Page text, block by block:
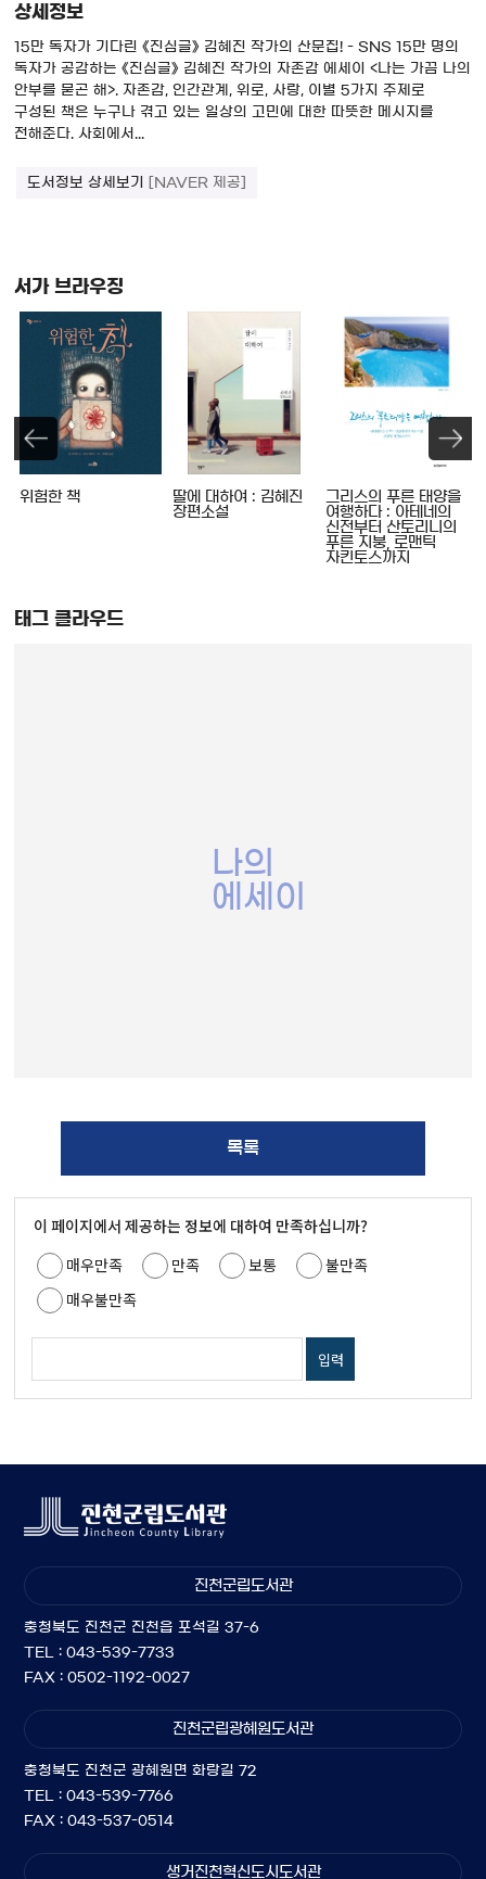
상세정보
15만 독자가 기다린 《진심글》 김혜진 작가의 산문집! - SNS 15만 명의
독자가 공감하는 《진심글》 김혜진 작가의 자존감 에세이 <나는 가끔 나의
안부를 묻곤 해>. 자존감, 인간관계, 위로, 사랑, 이별 5가지 주제로
구성된 책은 누구나 겪고 있는 일상의 고민에 대한 따뜻한 메시지를
전해준다. 사회에서...
도서정보 상세보기 [NAVER 제공]
서가 브라우징
위험한 책
딸에 대하여 : 김혜진
장편소설
그리스의 푸른 태양을
여행하다 : 아테네의
신전부터 산토리니의
푸른 지붕, 로맨틱
자킨토스까지
태그 클라우드
나의
에세이
목록
이 페이지에서 제공하는 정보에 대하여 만족하십니까?
매우만족
만족 보통
불만족
매우불만족
진천군립도서관
충청북도 진천군 진천읍 포석길 37-6
TEL : 043-539-7733
FAX : 0502-1192-0027
진천군립광혜원도서관
충청북도 진천군 광혜원면 화랑길 72
TEL : 043-539-7766
FAX : 043-537-0514
생거진천혁신도시도서관